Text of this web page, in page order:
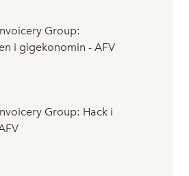
Group:
i gigekonomin - AFV
Group: Hack i